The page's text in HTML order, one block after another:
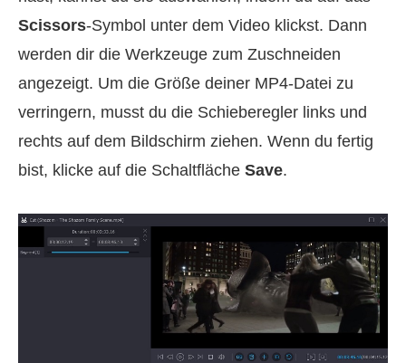
Scissors-Symbol unter dem Video klickst. Dann
werden dir die Werkzeuge zum Zuschneiden
angezeigt. Um die Größe deiner MP4‑Datei zu
verringern, musst du die Schieberegler links und
rechts auf dem Bildschirm ziehen. Wenn du fertig
bist, klicke auf die Schaltfläche Save.